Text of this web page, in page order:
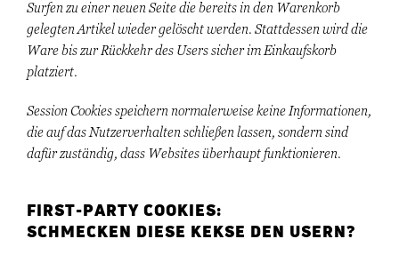
Surfen zu einer neuen Seite die bereits in den Warenkorb
gelegten Artikel wieder gelöscht werden. Stattdessen wird die
Ware bis zur Rückkehr des Users sicher im Einkaufskorb
platziert.
Session Cookies speichern normalerweise keine Informationen,
die auf das Nutzerverhalten schließen lassen, sondern sind
dafür zuständig, dass Websites überhaupt funktionieren.
FIRST-PARTY COOKIES:
SCHMECKEN DIESE KEKSE DEN USERN?